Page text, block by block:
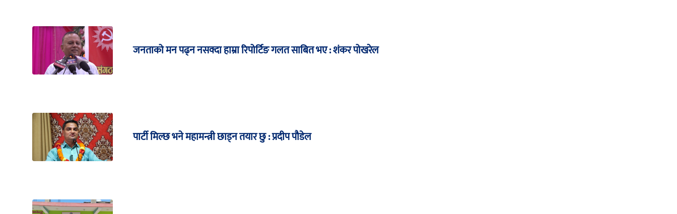
जनताको मन पढ्न नसक्दा हाम्रा रिपोर्टिङ गलत साबित भए : शंकर पोखरेल
पार्टी मिल्छ भने महामन्त्री छाड्न तयार छु : प्रदीप पौडेल